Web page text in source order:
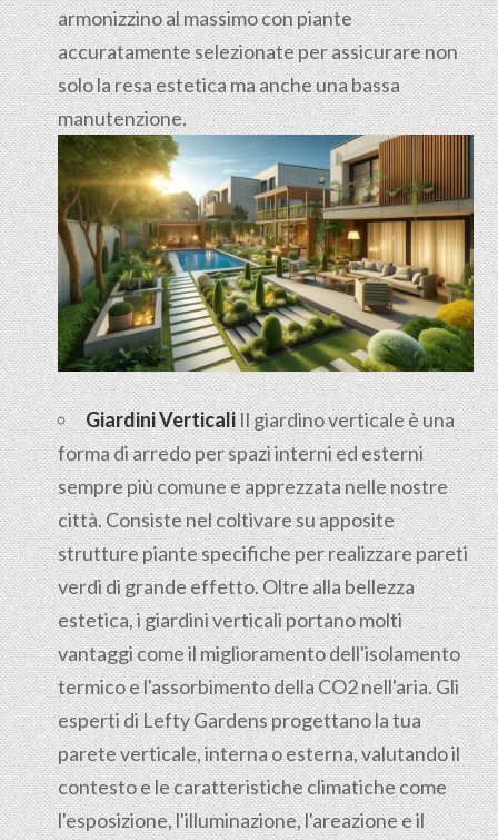
armonizzino al massimo con piante
accuratamente selezionate per assicurare non
solo la resa estetica ma anche una bassa
manutenzione.
Giardini VerticaliIl giardino verticale è una
forma di arredo per spazi interni ed esterni
sempre più comune e apprezzata nelle nostre
città. Consiste nel coltivare su apposite
strutture piante specifiche per realizzare pareti
verdi di grande effetto. Oltre alla bellezza
estetica, i giardini verticali portano molti
vantaggi come il miglioramento dell'isolamento
termico e l'assorbimento della CO2 nell'aria. Gli
esperti di Lefty Gardens progettano la tua
parete verticale, interna o esterna, valutando il
contesto e le caratteristiche climatiche come
l'esposizione, l'illuminazione, l'areazione e il